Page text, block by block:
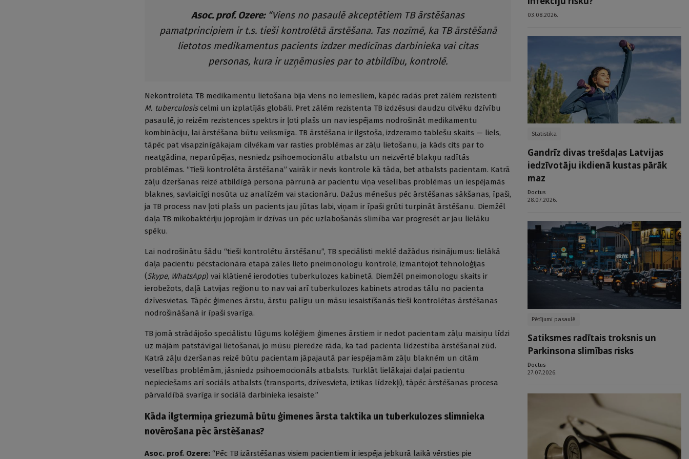
Asoc. prof. Ozere:“Viens no pasaulē akceptētiem TB ārstēšanas
pamatprincipiem ir t.s. tieši kontrolētā ārstēšana. Tas nozīmē, ka TB ārstēšanā
lietotos medikamentus pacients izdzer medicīnas darbinieka vai citas
personas, kura ir uzņēmusies par to atbildību, kontrolē.
Nekontrolēta TB medikamentu lietošana bija viens no iemesliem, kāpēc radās pret zālēm rezistenti
M. tuberculosiscelmi un izplatījās globāli. Pret zālēm rezistenta TB izdzēsusi daudzu cilvēku dzīvību
pasaulē, jo reizēm rezistences spektrs ir ļoti plašs un nav iespējams nodrošināt medikamentu
kombināciju, lai ārstēšana būtu veiksmīga. TB ārstēšana ir ilgstoša, izdzeramo tablešu skaits — liels,
tāpēc pat visapzinīgākajam cilvēkam var rasties problēmas ar zāļu lietošanu, ja kāds cits par to
neatgādina, neparūpējas, nesniedz psiho­emocionālu atbalstu un neizvērtē blakņu radī­tās
problēmas. “Tieši kontrolēta ārstēšana” vairāk ir nevis kontrole kā tāda, bet atbalsts pacientam. Katrā
zāļu dzeršanas reizē atbildīgā persona pārrunā ar pacientu viņa veselības problēmas un iespējamās
blaknes, savlaicīgi nosūta uz analīzēm vai stacionāru. Dažus mēnešus pēc ārstēšanas sākšanas, īpaši,
ja TB process nav ļoti plašs un pacients jau jūtas labi, viņam ir īpaši grūti turpināt ārstēšanu. Diemžēl
daļa TB mikobaktēriju joprojām ir dzīvas un pēc uzlabošanās slimība var progresēt ar jau lielāku
spēku.
Lai nodrošinātu šādu “tieši kontrolētu ārstēšanu”, TB speciālisti meklē dažādus risinājumus: lielākā
daļa pacientu pēcstacionāra etapā zāles lieto pneimonologu kontrolē, izmantojot tehnoloģijas
(Skype, WhatsApp) vai klātienē ierodoties tuberkulozes kabinetā. Diemžēl pneimonologu skaits ir
ierobežots, daļā Latvijas reģionu to nav vai arī tuberkulozes kabinets atrodas tālu no pacienta
dzīvesvietas. Tāpēc ģimenes ārstu, ārstu palīgu un māsu iesaistīšanās tieši kontrolētas ārstēšanas
nodrošināšanā ir īpaši svarīga.
TB jomā strādājošo speciālistu lūgums kolēģiem ģimenes ārstiem ir nedot pacientam zāļu maisiņu līdzi
uz mājām patstāvīgai lietošanai, jo mūsu pieredze rāda, ka tad pacienta līdzestība ārstēšanai zūd.
Katrā zāļu dzeršanas reizē būtu pacientam jāpajautā par iespējamām zāļu blaknēm un citām
veselības problēmām, jāsniedz psihoemocionāls atbalsts. Turklāt lielākajai daļai pacientu
nepieciešams arī sociāls atbalsts (transports, dzīvesvieta, iztikas līdzekļi), tāpēc ārstēšanas procesa
pārvaldībā svarīga ir sociālā darbinieka iesaiste.”
Kāda ilgtermiņa griezumā būtu ģimenes ārsta taktika un tuberkulozes slimnieka
novērošana pēc ārstēšanas?
Asoc. prof. Ozere: “Pēc TB izārstēšanas visiem pacientiem ir iespēja jebkurā laikā vērsties pie
03.08.2026.
Statistika
Gandrīz divas trešdaļas Latvijas
iedzīvotāju ikdienā kustas pārāk
maz
Doctus
28.07.2026.
Pētījumi pasaulē
Satiksmes radītais troksnis un
Parkinsona slimības risks
Doctus
27.07.2026.